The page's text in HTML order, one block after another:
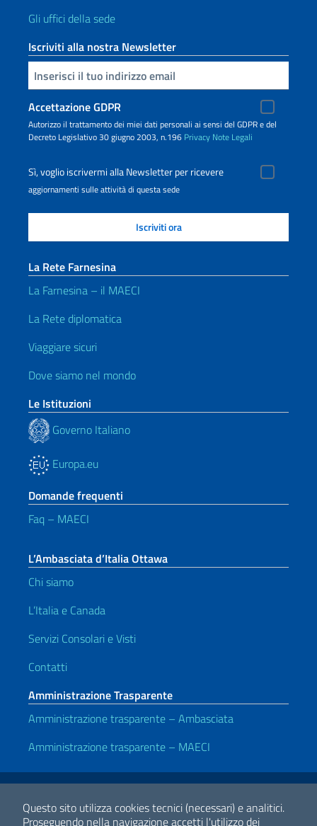
Questo sito utilizza cookies tecnici (necessari) e analitici.
Proseguendo nella navigazione accetti l'utilizzo dei
Gli uffici della sede
Iscriviti alla nostra Newsletter
Inserisci la tua email
Accettazione GDPR
Autorizzo il trattamento dei miei dati personali ai sensi del GDPR e del
Decreto Legislativo 30 giugno 2003, n.196 Privacy Note Legali
Sì, voglio iscrivermi alla Newsletter per ricevere
aggiornamenti sulle attività di questa sede
La Rete Farnesina
La Farnesina – il MAECI
La Rete diplomatica
Viaggiare sicuri
Dove siamo nel mondo
Le Istituzioni
Governo Italiano
Europa.eu
Domande frequenti
Faq – MAECI
L’Ambasciata d’Italia Ottawa
Chi siamo
L’Italia e Canada
Servizi Consolari e Visti
Contatti
Amministrazione Trasparente
Amministrazione trasparente – Ambasciata
Amministrazione trasparente – MAECI
Link Utili